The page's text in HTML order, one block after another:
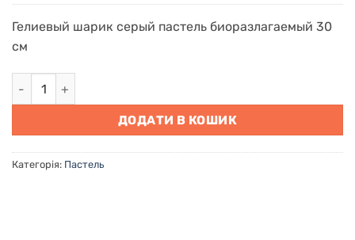
Гелиевый шарик серый пастель биоразлагаемый 30
см
Кулька сіра пастель 32 см кількість
ДОДАТИ В КОШИК
Категорія: Пастель